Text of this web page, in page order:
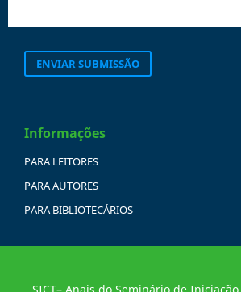
ENVIAR SUBMISSÃO
Informações
PARA LEITORES
PARA AUTORES
PARA BIBLIOTECÁRIOS